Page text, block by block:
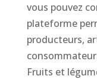
vous pouvez
plateforme
producteurs,
Fruits et